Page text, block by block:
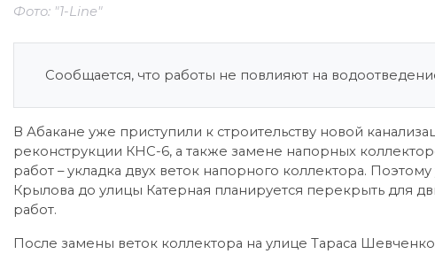
Фото: "1-Line"
Сообщается, что работы не повлияют на
В Абакане уже приступили к строительству новой
реконструкции КНС-6, а также замене напорных
работ – укладка двух веток напорного коллектора.
Крылова до улицы Катерная планируется перекрыть для
работ.
После замены веток коллектора на улице Тараса